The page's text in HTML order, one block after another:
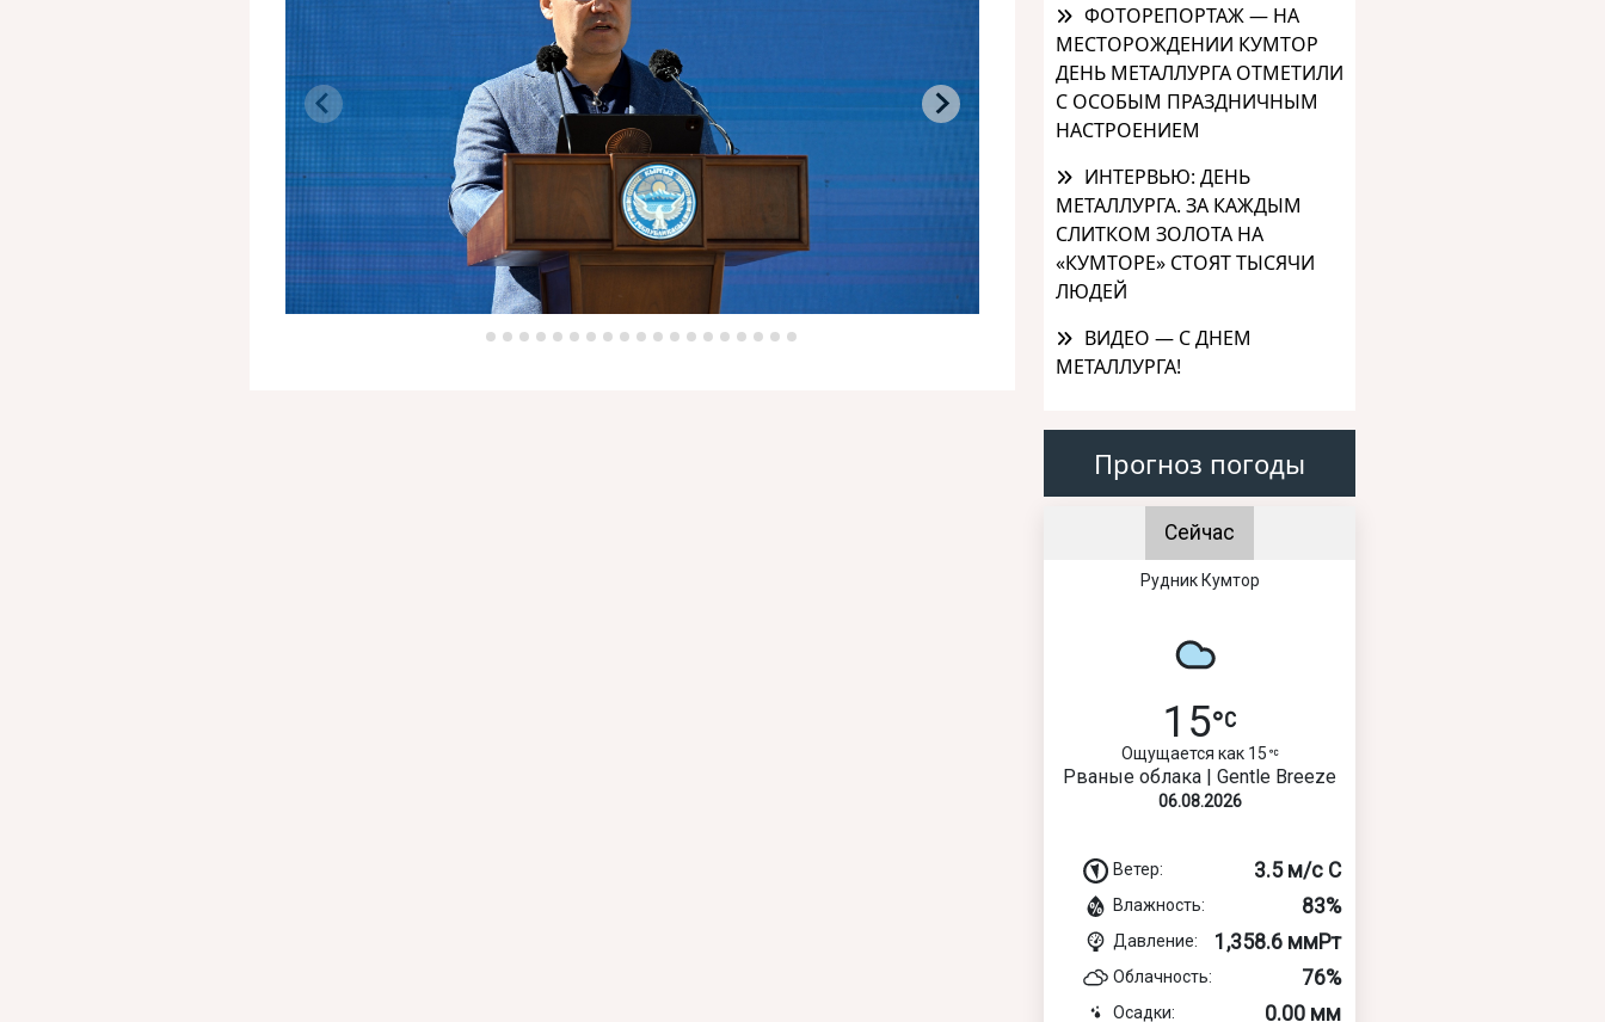
ФОТОРЕПОРТАЖ — НА
МЕСТОРОЖДЕНИИ КУМТОР
ДЕНЬ МЕТАЛЛУРГА ОТМЕТИЛИ
С ОСОБЫМ ПРАЗДНИЧНЫМ
НАСТРОЕНИЕМ
ИНТЕРВЬЮ: ДЕНЬ
МЕТАЛЛУРГА. ЗА КАЖДЫМ
СЛИТКОМ ЗОЛОТА НА
«КУМТОРЕ» СТОЯТ ТЫСЯЧИ
ЛЮДЕЙ
ВИДЕО — С ДНЕМ
МЕТАЛЛУРГА!
Прогноз погоды
Сейчас
Рудник Кумтор
15
Ощущается как 15
Рваные облака | Gentle Breeze
06.08.2026
Ветер: 3.5 м/с С
Влажность: 83%
Давление: 1,358.6 ммРт
Облачность: 76%
Осадки: 0.00 мм